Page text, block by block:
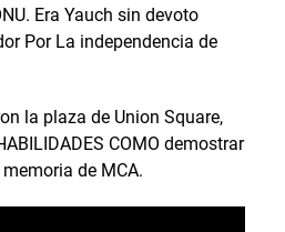
Era Yauch sin devoto
Por La independencia de
la plaza de Union Square,
COMO demostrar
de MCA.